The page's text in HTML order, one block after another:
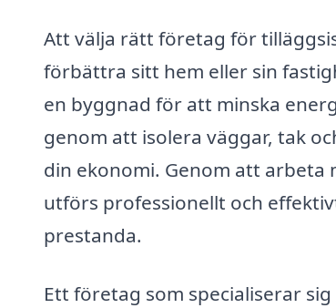
Att välja rätt företag för
förbättra sitt hem eller sin
en byggnad för att minska
genom att isolera väggar, tak
din ekonomi. Genom att
utförs professionellt och
prestanda.
Ett företag som specialiserar